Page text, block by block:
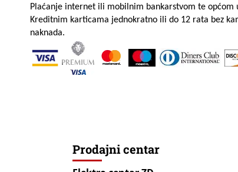
Plaćanje internet ili mobilnim bankarstvom te općom
Kreditnim karticama jednokratno ili do 12 rata bez
naknada.
Prodajni centar